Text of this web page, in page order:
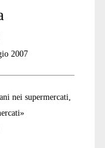
2007
nei supermercati,